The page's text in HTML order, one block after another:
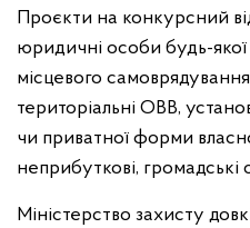
Проєкти на конкурсний
юридичні особи будь-
місцевого
територіальні ОВВ,
чи приватної форми
неприбуткові, громадські
Міністерство захисту